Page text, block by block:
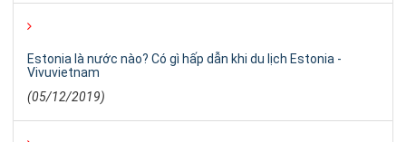
Estonia là nước nào? Có gì hấp dẫn khi du lịch Estonia -
Vivuvietnam
(05/12/2019)